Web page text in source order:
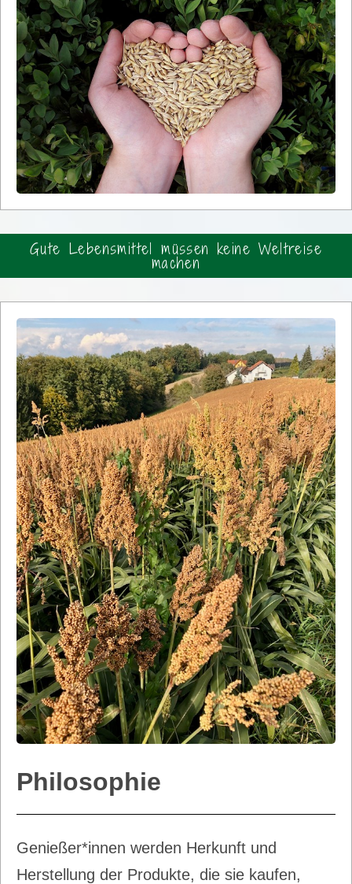
Gute Lebensmittel müssen keine Weltreise
machen
Philosophie
Genießer*innen werden Herkunft und
Herstellung der Produkte, die sie kaufen,